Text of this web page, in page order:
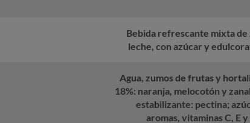
Bebida refrescante mixta
leche, con azúcar y
Agua, zumos de frutas y
18%: naranja, melocotón y
estabilizante: pectina;
aromas, vitaminas C, E